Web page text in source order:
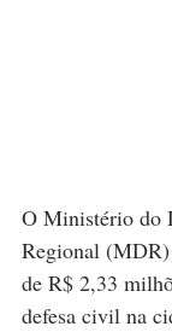
O Ministério do
Regional
de R$ 2,33
defesa civil na